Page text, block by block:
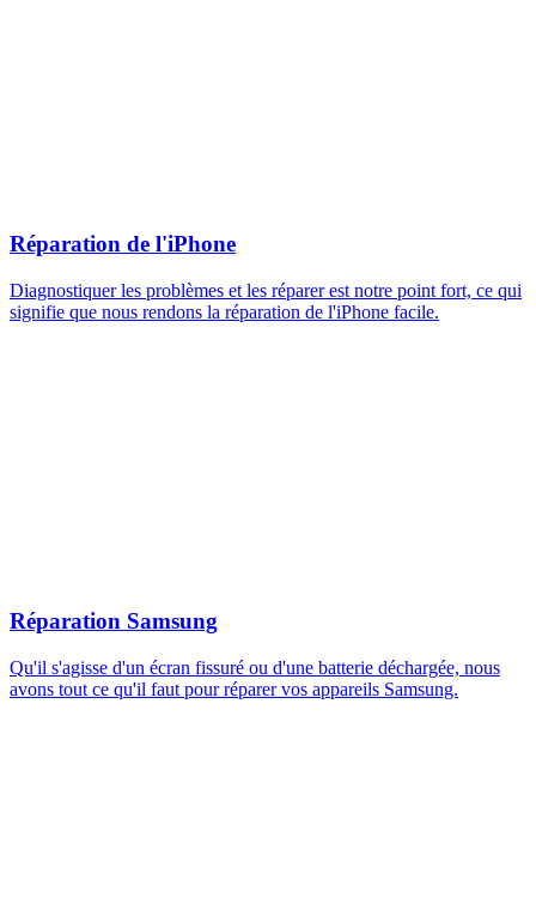
Réparation de l'iPhone
Diagnostiquer les problèmes et les réparer est notre point fort, ce qui
signifie que nous rendons la réparation de l'iPhone facile.
Réparation Samsung
Qu'il s'agisse d'un écran fissuré ou d'une batterie déchargée, nous
avons tout ce qu'il faut pour réparer vos appareils Samsung.